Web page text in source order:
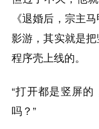
《退婚后，宗主
影游，其实就是
程序壳上线的。
“打开都是竖屏
吗？”